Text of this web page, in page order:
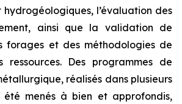
l’évaluation des
ainsi que la validation de
forages et des méthodologies de
ressources. Des programmes de
réalisés dans plusieurs
été menés à bien et approfondis,